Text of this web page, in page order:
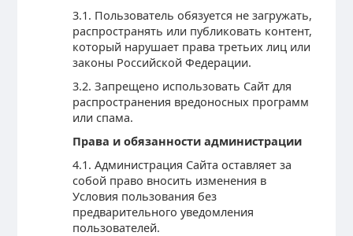
3.1. Пользователь обязуется не загружать,
распространять или публиковать контент,
который нарушает права третьих лиц или
законы Российской Федерации.
3.2. Запрещено использовать Сайт для
распространения вредоносных программ
или спама.
Права и обязанности администрации
4.1. Администрация Сайта оставляет за
собой право вносить изменения в
Условия пользования без
предварительного уведомления
пользователей.